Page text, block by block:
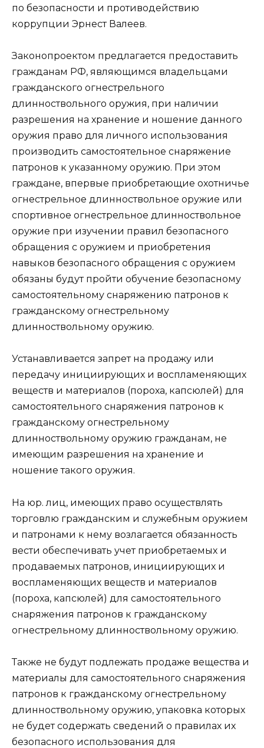
по безопасности и противодействию
коррупции Эрнест Валеев.
Законопроектом предлагается предоставить
гражданам РФ, являющимся владельцами
гражданского огнестрельного
длинноствольного оружия, при наличии
разрешения на хранение и ношение данного
оружия право для личного использования
производить самостоятельное снаряжение
патронов к указанному оружию. При этом
граждане, впервые приобретающие охотничье
огнестрельное длинноствольное оружие или
спортивное огнестрельное длинноствольное
оружие при изучении правил безопасного
обращения с оружием и приобретения
навыков безопасного обращения с оружием
обязаны будут пройти обучение безопасному
самостоятельному снаряжению патронов к
гражданскому огнестрельному
длинноствольному оружию.
Устанавливается запрет на продажу или
передачу инициирующих и воспламеняющих
веществ и материалов (пороха, капсюлей) для
самостоятельного снаряжения патронов к
гражданскому огнестрельному
длинноствольному оружию гражданам, не
имеющим разрешения на хранение и
ношение такого оружия.
На юр. лиц, имеющих право осуществлять
торговлю гражданским и служебным оружием
и патронами к нему возлагается обязанность
вести обеспечивать учет приобретаемых и
продаваемых патронов, инициирующих и
воспламеняющих веществ и материалов
(пороха, капсюлей) для самостоятельного
снаряжения патронов к гражданскому
огнестрельному длинноствольному оружию.
Также не будут подлежать продаже вещества и
материалы для самостоятельного снаряжения
патронов к гражданскому огнестрельному
длинноствольному оружию, упаковка которых
не будет содержать сведений о правилах их
безопасного использования для